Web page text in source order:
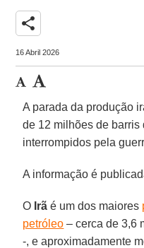
share
16 Abril 2026
A parada da produção
de 12 milhões de
interrompidos pela
A informação é
O Irã é um dos maiores
petróleo – cerca de 3,6
-, e aproximadamente